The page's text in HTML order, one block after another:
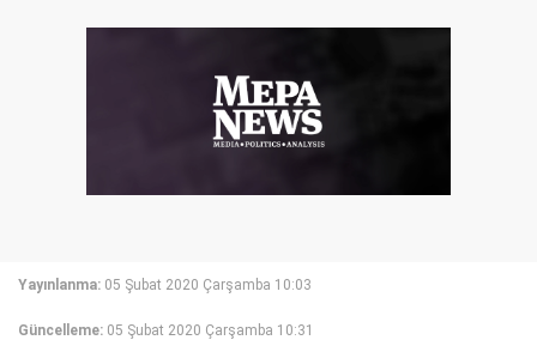
Yayınlanma: 05 Şubat 2020 Çarşamba 10:03
Güncelleme: 05 Şubat 2020 Çarşamba 10:31